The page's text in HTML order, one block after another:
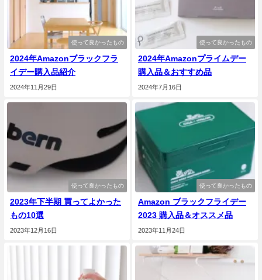
使って良かったもの
2024年Amazonブラックフラ
イデー購入品紹介
2024年11月29日
使って良かったもの
2024年Amazonプライムデー
購入品＆おすすめ品
2024年7月16日
使って良かったもの
2023年下半期 買ってよかった
もの10選
2023年12月16日
使って良かったもの
Amazon ブラックフライデー
2023 購入品＆オススメ品
2023年11月24日